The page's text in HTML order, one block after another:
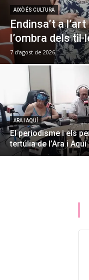
AIXÒ ÉS CULTURA
Endinsa’t a
l’ombra dels
7 d'agost de 2026
ARA I AQUÍ
El periodisme i els
tertúlia de l’Ara i Aquí